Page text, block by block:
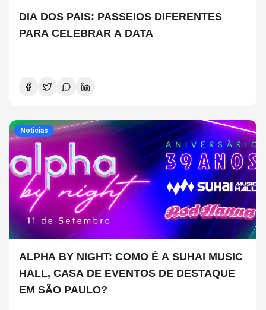
DIA DOS PAIS: PASSEIOS DIFERENTES
PARA CELEBRAR A DATA
Noticias
ALPHA BY NIGHT: COMO É A SUHAI MUSIC
HALL, CASA DE EVENTOS DE DESTAQUE
EM SÃO PAULO?